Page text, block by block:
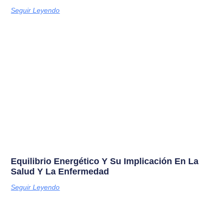
Seguir Leyendo
Equilibrio Energético Y Su Implicación En La
Salud Y La Enfermedad
Seguir Leyendo